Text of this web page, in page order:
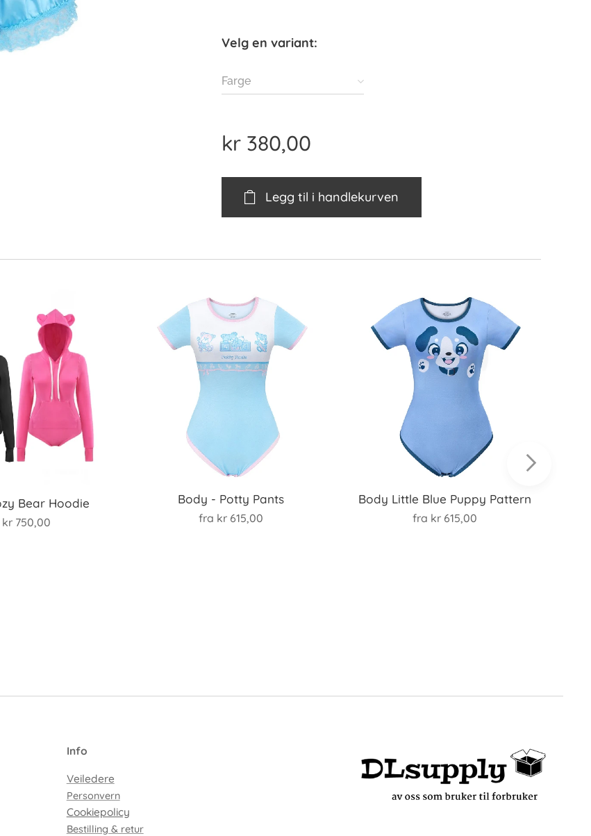
Velg en variant:
Farge
kr 380,00
Legg til i handlekurven
Bear Hoodie
kr 750,00
Body - Potty Pants
fra kr 615,00
Body Little Blue Puppy Pattern
fra kr 615,00
Info
Veiledere
Personvern
Cookiepolicy
Bestilling & retur